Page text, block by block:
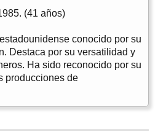
(41 años)
estadounidense conocido por su
Destaca por su versatilidad y
Ha sido reconocido por su
producciones de